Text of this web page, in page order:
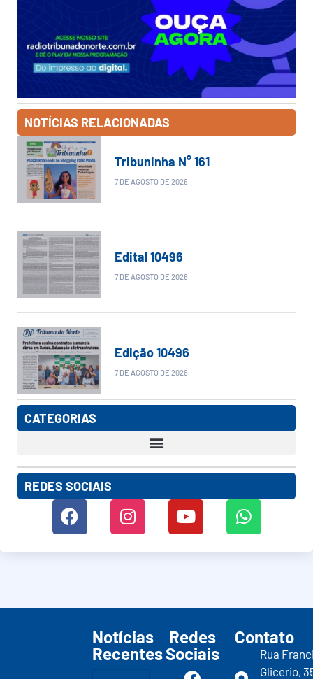
NOTÍCIAS RELACIONADAS
Tribuninha N° 161
7 DE AGOSTO DE 2026
Edital 10496
7 DE AGOSTO DE 2026
Edição 10496
7 DE AGOSTO DE 2026
CATEGORIAS
REDES SOCIAIS
Notícias
Recentes
Redes
Sociais
Contato
Rua
Glicerio,